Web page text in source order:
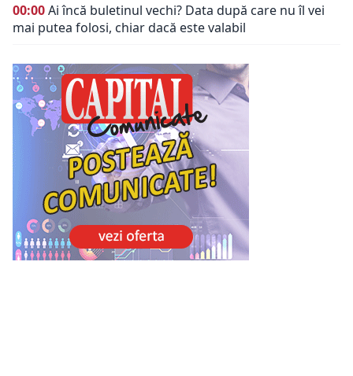
00:00Ai încă buletinul vechi? Data după care nu îl vei
mai putea folosi, chiar dacă este valabil